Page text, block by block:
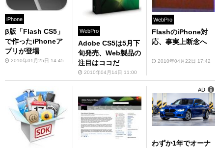
iPhone
β版「Flash CS5」
で作ったiPhoneア
プリが登場
2010年01月25日 14:45
WebPro
Adobe CS5は5月下
旬発売、Web製品の
注目はココだ
2010年04月14日 11:00
WebPro
FlashのiPhone対
応、事実上断念へ
2010年04月22日 17:42
わずか1年でオーナ
AD